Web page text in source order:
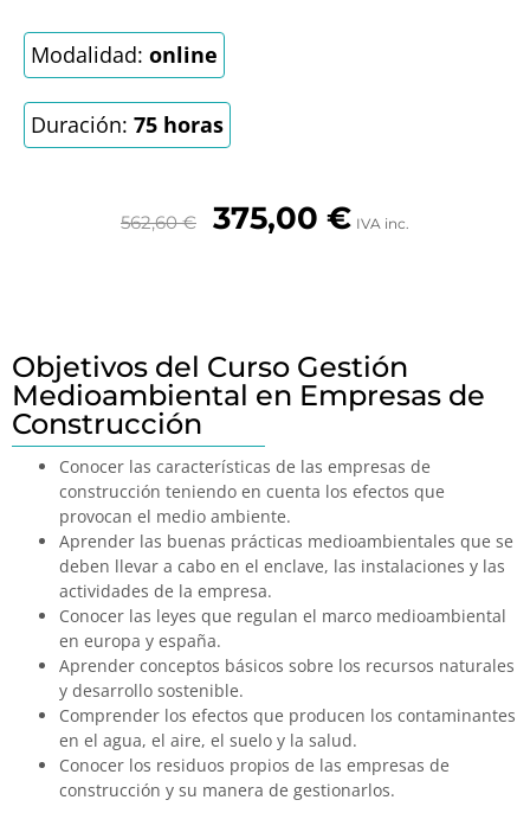
Modalidad: online
Duración: 75 horas
562,60€ 375,00 € IVA inc.
Objetivos del Curso Gestión
Medioambiental en Empresas de
Construcción
Conocer las características de las empresas de
construcción teniendo en cuenta los efectos que
provocan el medio ambiente.
Aprender las buenas prácticas medioambientales que se
deben llevar a cabo en el enclave, las instalaciones y las
actividades de la empresa.
Conocer las leyes que regulan el marco medioambiental
en europa y españa.
Aprender conceptos básicos sobre los recursos naturales
y desarrollo sostenible.
Comprender los efectos que producen los contaminantes
en el agua, el aire, el suelo y la salud.
Conocer los residuos propios de las empresas de
construcción y su manera de gestionarlos.